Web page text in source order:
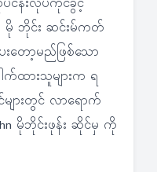
မို ဘိုင်း ဆင်းမ်ကတ်
းတော့မည်ဖြစ်သော
က်ထားသူများက ရ
ျားတွင် လာရောက်
မိုဘိုင်းဖုန်း ဆိုင်မှ ကို